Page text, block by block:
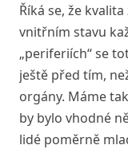
Říká se, že
vnitřním stavu
„periferiích“ se
ještě před tím,
orgány. Máme
by bylo vhodné
lidé poměrně